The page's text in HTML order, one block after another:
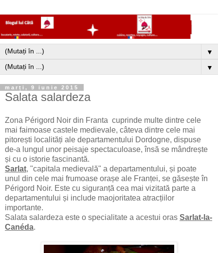
▼
▼
marți, 9 iunie 2015
Salata salardeza
Zona Périgord Noir din Franta cuprinde multe dintre cele
mai faimoase castele medievale, câteva dintre cele mai
pitorești localități ale departamentului Dordogne, dispuse
de-a lungul unor peisaje spectaculoase, însă se mândrește
și cu o istorie fascinantă.
Sarlat, "capitala medievală" a departamentului, și poate
unul din cele mai frumoase orașe ale Franței, se găsește în
Périgord Noir. Este cu siguranță cea mai vizitată parte a
departamentului și include maojoritatea atracțiilor
importante.
Salata salardeza este o specialitate a acestui oras Sarlat-la-
Canéda.